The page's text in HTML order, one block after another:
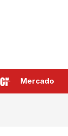
Mercado